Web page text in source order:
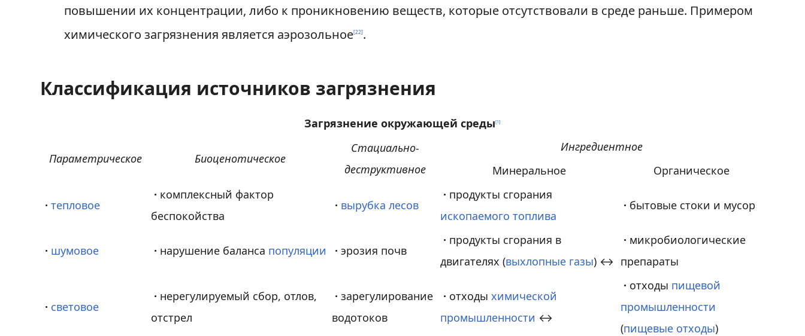
повышении их концентрации, либо к проникновению веществ, которые отсутствовали в среде раньше. Примером
химического загрязнения является аэрозольное[22].
Классификация источников загрязнения
Загрязнение окружающей среды[1]
Параметрическое Биоценотическое
Стациально-
деструктивное
Ингредиентное
Минеральное
Органическое
· тепловое
· комплексный фактор
беспокойства
· вырубка лесов
· продукты сгорания
ископаемого топлива
· бытовые стоки и мусор
· шумовое · нарушение баланса популяции · эрозия почв
· продукты сгорания в
двигателях (выхлопные газы) ↔
· микробиологические
препараты
· световое
· нерегулируемый сбор, отлов,
отстрел
· зарегулирование
водотоков
· отходыхимической
промышленности ↔
· отходы пищевой
промышленности
(пищевые отходы)